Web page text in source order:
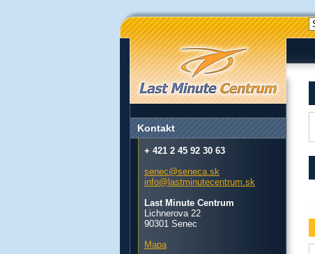
Kontakt
+ 421 2 45 92 30 63
senec@seneca.sk
info@lastminutecentrum.sk
Last Minute Centrum
Lichnerova 22
90301 Senec
Mapa